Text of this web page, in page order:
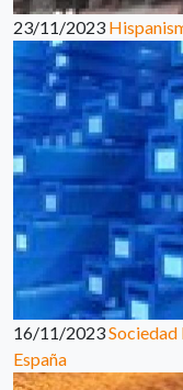
23/11/2023
16/11/2023
España